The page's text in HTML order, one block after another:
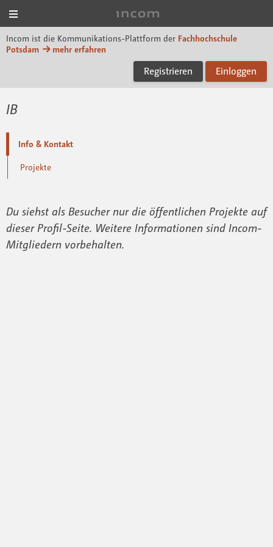
Incom ist die Kommunikations-Plattform der Fachhochschule
Potsdam
mehr erfahren
Registrieren Einloggen
IB
Info & Kontakt
Projekte
Du siehst als Besucher nur die öffentlichen Projekte auf
dieser Profil-Seite. Weitere Informationen sind Incom-
Mitgliedern vorbehalten.